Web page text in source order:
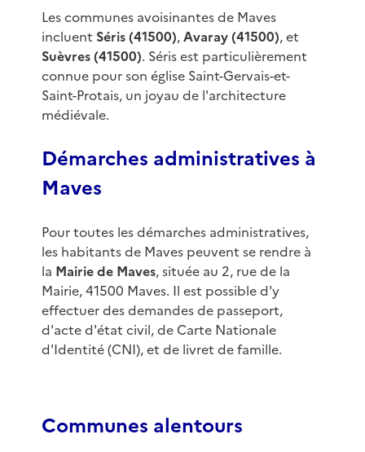
Les communes avoisinantes de Maves
incluent Séris (41500),Avaray (41500), et
Suèvres (41500). Séris est particulièrement
connue pour son église Saint-Gervais-et-
Saint-Protais, un joyau de l'architecture
médiévale.
Démarches administratives à
Maves
Pour toutes les démarches administratives,
les habitants de Maves peuvent se rendre à
la Mairie de Maves, située au 2, rue de la
Mairie, 41500 Maves. Il est possible d'y
effectuer des demandes de passeport,
d'acte d'état civil, de Carte Nationale
d'Identité (CNI), et de livret de famille.
Communes alentours